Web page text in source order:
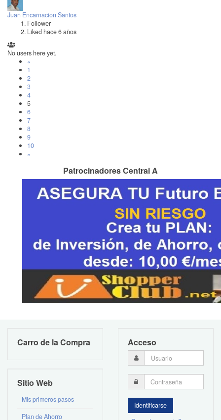
Juan Encarnacion Santos
Follower
Liked hace 6 años
No users here yet.
«
1
2
3
4
5
6
7
8
9
10
»
Patrocinadores Central A
Carro de la Compra
Sitio Web
Mis primeros pasos
Plan de Ahorro
Acceso